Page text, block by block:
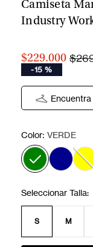
Camiseta
Industry
$229.000
-15 %
Color: VERDE
S M